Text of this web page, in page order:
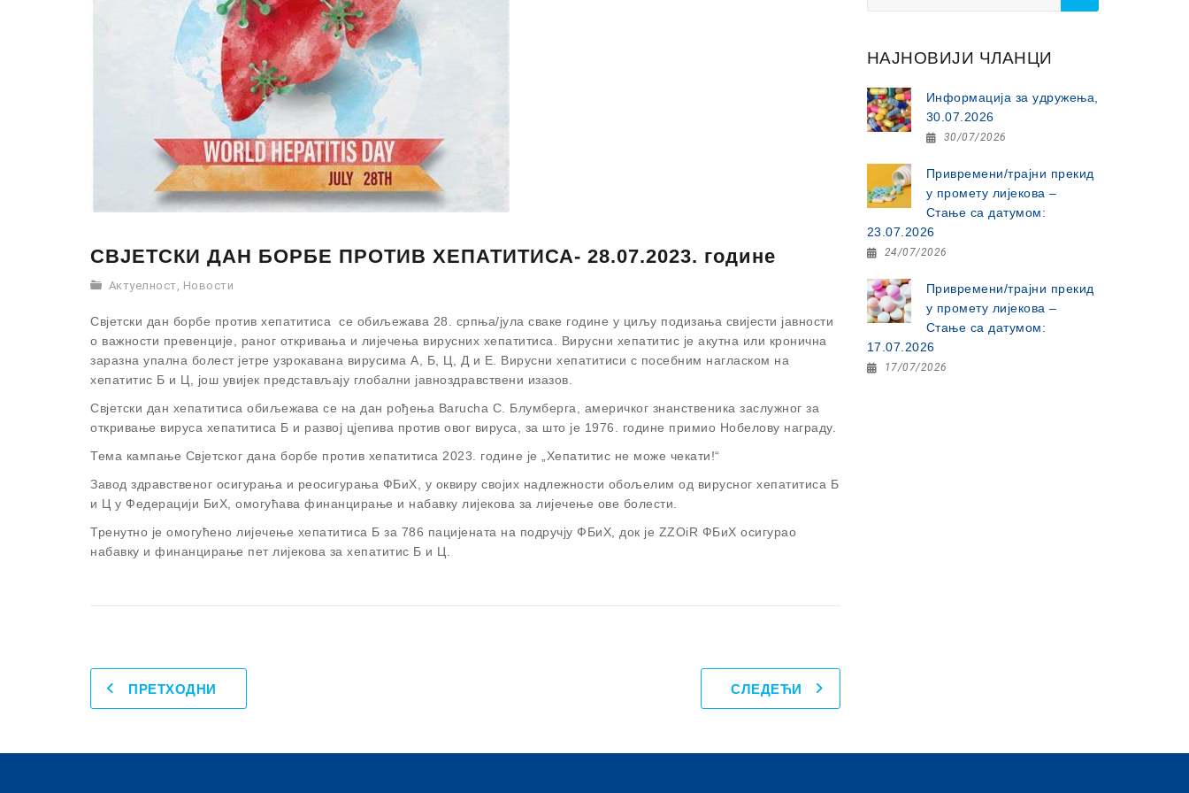
СВЈЕТСКИ ДАН БОРБЕ ПРОТИВ ХЕПАТИТИСА- 28.07.2023. године
Актуелност, Новости
Свјетски дан борбе против хепатитиса се обиљежава 28. српња/јула сваке године у циљу подизања свијести јавности
о важности превенције, раног откривања и лијечења вирусних хепатитиса. Вирусни хепатитис је акутна или кронична
заразна упална болест јетре узрокавана вирусима А, Б, Ц, Д и Е. Вирусни хепатитиси с посебним нагласком на
хепатитис Б и Ц, још увијек представљају глобални јавноздравствени изазов.
Свјетски дан хепатитиса обиљежава се на дан рођења Barucha С. Блумберга, америчког знанственика заслужног за
откривање вируса хепатитиса Б и развој цјепива против овог вируса, за што је 1976. године примио Нобелову награду.
Тема кампање Свјетског дана борбе против хепатитиса 2023. године је „Хепатитис не може чекати!“
Завод здравственог осигурања и реосигурања ФБиХ, у оквиру својих надлежности обољелим од вирусног хепатитиса Б
и Ц у Федерацији БиХ, омогућава финанцирање и набавку лијекова за лијечење ове болести.
Тренутно је омогућено лијечење хепатитиса Б за 786 пацијената на подручју ФБиХ, док je ZZOiR ФБиХ осигурао
набавку и финанцирање пет лијекова за хепатитис Б и Ц.
ПРЕТХОДНИ СЛЕДЕЋИ
НАЈНОВИЈИ ЧЛАНЦИ
Информација за удружења,
30.07.2026
30/07/2026
Привремени/трајни прекид
у промету лијекова –
Стање са датумом:
23.07.2026
24/07/2026
Привремени/трајни прекид
у промету лијекова –
Стање са датумом:
17.07.2026
17/07/2026